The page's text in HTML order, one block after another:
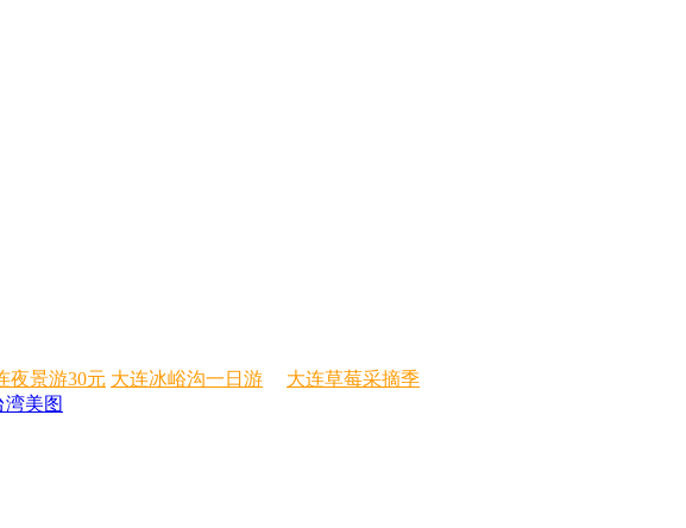
夜景游30元 大连冰峪沟一日游
大连草莓采摘季
湾美图